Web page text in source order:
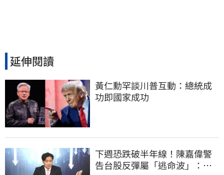
延伸閱讀
黃仁勳罕談川普互動：總統成
功即國家成功
下週恐跌破半年線！陳嘉偉警
告台股反彈屬「逃命波」：空